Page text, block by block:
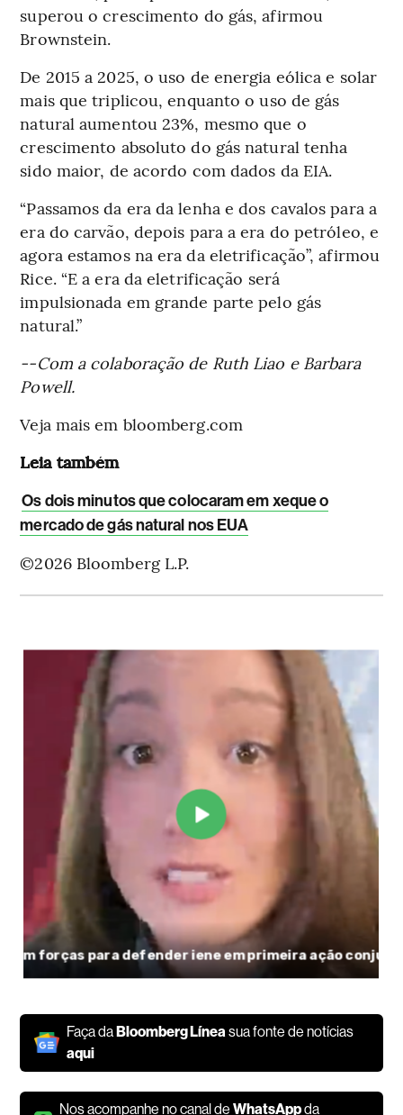
superou o crescimento do gás, afirmou
Brownstein.
De 2015 a 2025, o uso de energia eólica e solar
mais que triplicou, enquanto o uso de gás
natural aumentou 23%, mesmo que o
crescimento absoluto do gás natural tenha
sido maior, de acordo com dados da EIA.
“Passamos da era da lenha e dos cavalos para a
era do carvão, depois para a era do petróleo, e
agora estamos na era da eletrificação”, afirmou
Rice. “E a era da eletrificação será
impulsionada em grande parte pelo gás
natural.”
--Com a colaboração de Ruth Liao e Barbara
Powell.
Veja mais em bloomberg.com
Leia também
Os dois minutos que colocaram em xeque o
mercado de gás natural nos EUA
©2026 Bloomberg L.P.
Faça daBloomberg Líneasua fonte de notícias
aqui
Nos acompanhe no canal deWhatsAppda